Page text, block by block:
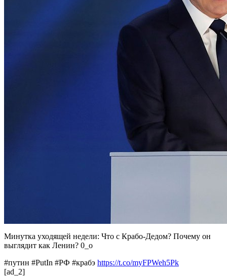
Минутка уходящей недели: Что с Крабо-Дедом? Почему он
выглядит как Ленин? 0_о
#путин #PutIn #РФ #крабэ https://t.co/myFPWeh5Pk
[ad_2]